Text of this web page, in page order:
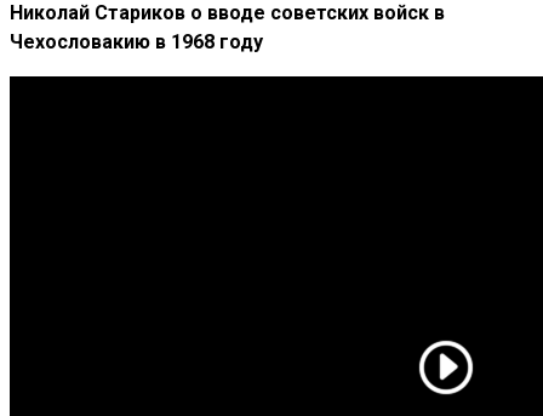
Николай Стариков о вводе советских войск в
Чехословакию в 1968 году